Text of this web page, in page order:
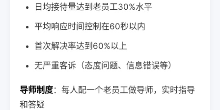
日均接待量达到老员工30%水平
平均响应时间控制在60秒以内
首次解决率达到60%以上
无严重客诉（态度问题、信息错误等）
导师制度：每人配一个老员工做导师，实时指导
和答疑